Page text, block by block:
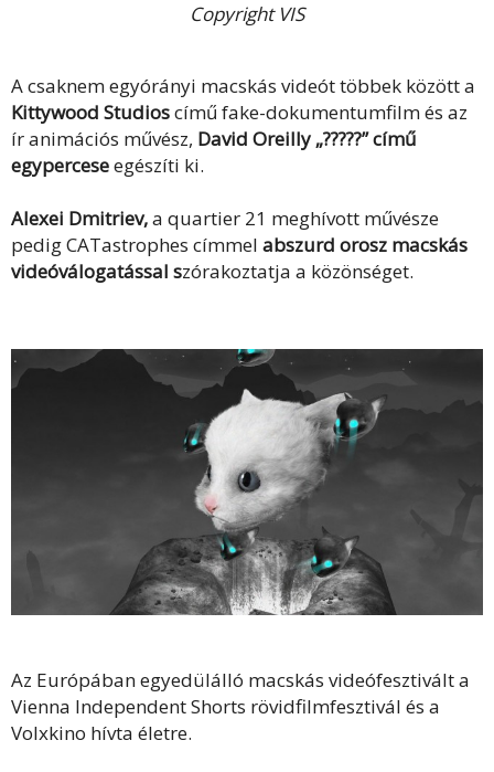
Copyright VIS
A csaknem egyórányi macskás videót többek között a
Kittywood Studioscímű fake-dokumentumfilm és az
ír animációs művész, David Oreilly „?????” című
egyperceseegészíti ki.
Alexei Dmitriev,a quartier 21 meghívott művésze
pedig CATastrophes címmel abszurd orosz macskás
videóválogatással szórakoztatja a közönséget.
Az Európában egyedülálló macskás videófesztivált a
Vienna Independent Shorts rövidfilmfesztivál és a
Volxkino hívta életre.